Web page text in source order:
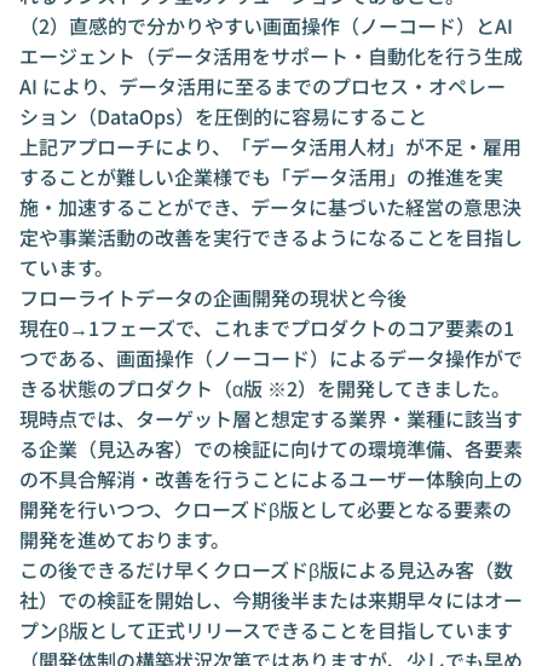
（2）直感的で分かりやすい画面操作（ノーコード）とAI
エージェント（データ活用をサポート・自動化を行う生成
AI により、データ活用に至るまでのプロセス・オペレー
ション（DataOps）を圧倒的に容易にすること
上記アプローチにより、「データ活用人材」が不足・雇用
することが難しい企業様でも「データ活用」の推進を実
施・加速することができ、データに基づいた経営の意思決
定や事業活動の改善を実行できるようになることを目指し
ています。
フローライトデータの企画開発の現状と今後
現在0→1フェーズで、これまでプロダクトのコア要素の1
つである、画面操作（ノーコード）によるデータ操作がで
きる状態のプロダクト（α版 ※2）を開発してきました。
現時点では、ターゲット層と想定する業界・業種に該当す
る企業（見込み客）での検証に向けての環境準備、各要素
の不具合解消・改善を行うことによるユーザー体験向上の
開発を行いつつ、クローズドβ版として必要となる要素の
開発を進めております。
この後できるだけ早くクローズドβ版による見込み客（数
社）での検証を開始し、今期後半または来期早々にはオー
プンβ版として正式リリースできることを目指しています
（開発体制の構築状況次第ではありますが、少しでも早め